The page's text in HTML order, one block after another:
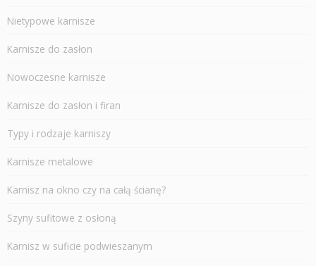
Nietypowe karnisze
Karnisze do zasłon
Nowoczesne karnisze
Karnisze do zasłon i firan
Typy i rodzaje karniszy
Karnisze metalowe
Karnisz na okno czy na całą ścianę?
Szyny sufitowe z osłoną
Karnisz w suficie podwieszanym